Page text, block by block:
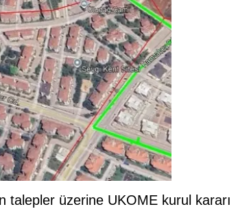
talepler üzerine UKOME kurul kararı